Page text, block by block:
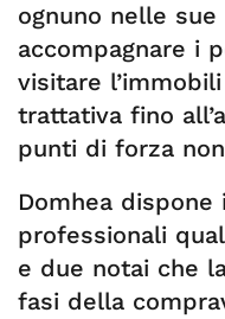
ognuno nelle
accompagnare i
visitare
trattativa fino
punti di forza
Domhea
professionali
e due notai che
fasi della